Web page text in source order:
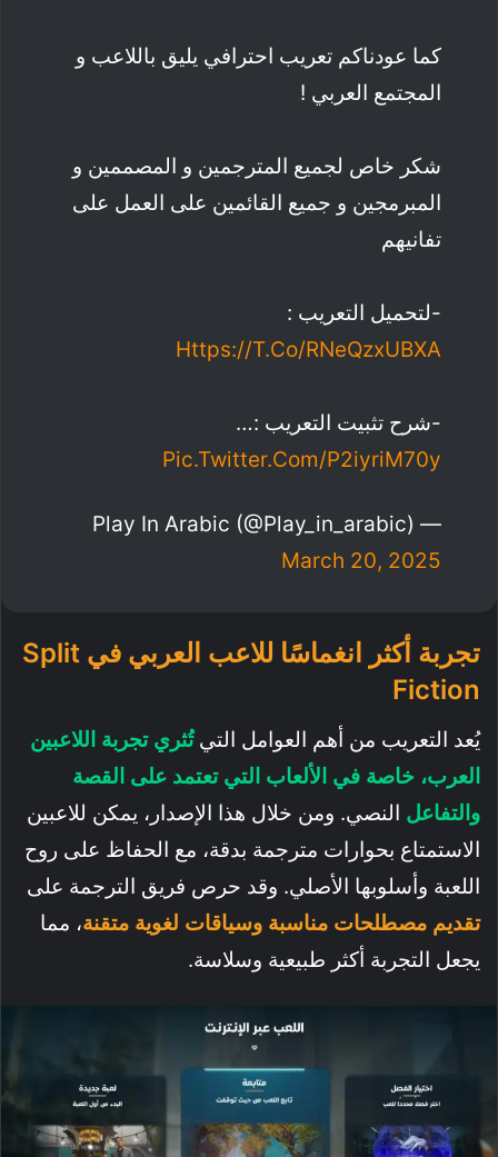
كما عودناكم تعريب احترافي يليق باللاعب و
المجتمع العربي !
شكر خاص لجميع المترجمين و المصممين و
المبرمجين و جميع القائمين على العمل على
تفانيهم
-لتحميل التعريب :
Https://t.co/RNeQzxUBXA
-شرح تثبيت التعريب :…
Pic.twitter.com/P2iyriM70y
— Play In Arabic (@play_in_arabic)
March 20, 2025
تجربة أكثر انغماسًا للاعب العربي في Split
Fiction
يُعد التعريب من أهم العوامل التيتُثري تجربة اللاعبين
العرب، خاصة في الألعاب التي تعتمد على القصة
والتفاعل النصي. ومن خلال هذا الإصدار، يمكن للاعبين
الاستمتاع بحوارات مترجمة بدقة، مع الحفاظ على روح
اللعبة وأسلوبها الأصلي. وقد حرص فريق الترجمة على
تقديم مصطلحات مناسبة وسياقات لغوية متقنة، مما
يجعل التجربة أكثر طبيعية وسلاسة.